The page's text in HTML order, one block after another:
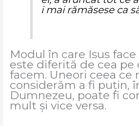
i mai rămăsese ca
Modul în care Isus face
este diferită de cea pe
facem. Uneori ceea ce
considerăm a fi puțin,
Dumnezeu, poate fi
mult și vice versa.